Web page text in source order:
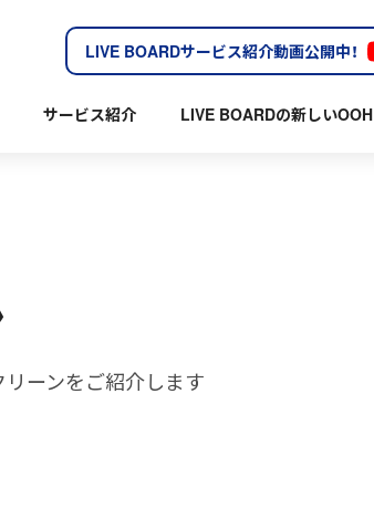
LIVE BOARDサービス紹介動画公開中！
サービス紹介 LIVE BOARDの新しいOOH
ーンをご紹介します